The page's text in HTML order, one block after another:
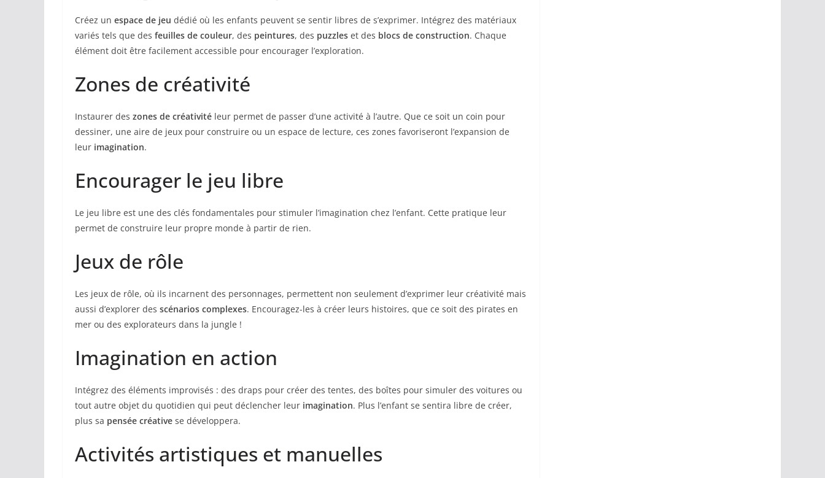
Créez un espace de jeu dédié où les enfants peuvent se sentir libres de s’exprimer. Intégrez des matériaux
variés tels que des feuilles de couleur, des peintures, des puzzles et des blocs de construction. Chaque
élément doit être facilement accessible pour encourager l’exploration.
Zones de créativité
Instaurer des zones de créativité leur permet de passer d’une activité à l’autre. Que ce soit un coin pour
dessiner, une aire de jeux pour construire ou un espace de lecture, ces zones favoriseront l’expansion de
leur imagination.
Encourager le jeu libre
Le jeu libre est une des clés fondamentales pour stimuler l’imagination chez l’enfant. Cette pratique leur
permet de construire leur propre monde à partir de rien.
Jeux de rôle
Les jeux de rôle, où ils incarnent des personnages, permettent non seulement d’exprimer leur créativité mais
aussi d’explorer des scénarios complexes. Encouragez-les à créer leurs histoires, que ce soit des pirates en
mer ou des explorateurs dans la jungle !
Imagination en action
Intégrez des éléments improvisés : des draps pour créer des tentes, des boîtes pour simuler des voitures ou
tout autre objet du quotidien qui peut déclencher leur imagination. Plus l’enfant se sentira libre de créer,
plus sa pensée créative se développera.
Activités artistiques et manuelles